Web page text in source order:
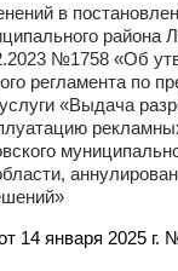
в
района
№1758 «Об
регламента по
«Выдача
14 января 2025 г.